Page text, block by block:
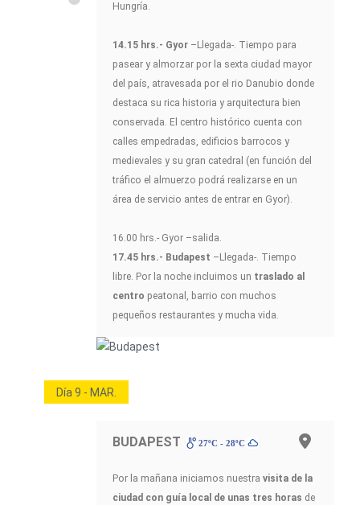
Hungría.
14.15 hrs.- Gyor –Llegada-. Tiempo para
pasear y almorzar por la sexta ciudad mayor
del país, atravesada por el rio Danubio donde
destaca su rica historia y arquitectura bien
conservada. El centro histórico cuenta con
calles empedradas, edificios barrocos y
medievales y su gran catedral (en función del
tráfico el almuerzo podrá realizarse en un
área de servicio antes de entrar en Gyor).
16.00 hrs.- Gyor –salida.
17.45 hrs.- Budapest –Llegada-. Tiempo
libre. Por la noche incluimos un traslado al
centro peatonal, barrio con muchos
pequeños restaurantes y mucha vida.
Día 9 - MAR.
BUDAPEST 27ºC - 28ºC
Por la mañana iniciamos nuestra visita de la
ciudad con guía local de unas tres horas de